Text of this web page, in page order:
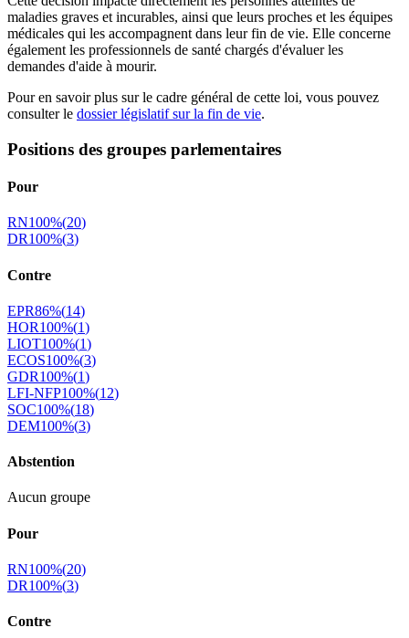
maladies graves et incurables, ainsi que leurs proches et les équipes
médicales qui les accompagnent dans leur fin de vie. Elle concerne
également les professionnels de santé chargés d'évaluer les
demandes d'aide à mourir.
Pour en savoir plus sur le cadre général de cette loi, vous pouvez
consulter le dossier législatif sur la fin de vie.
Positions des groupes parlementaires
Pour
RN100%(20)
DR100%(3)
Contre
EPR86%(14)
HOR100%(1)
LIOT100%(1)
ECOS100%(3)
GDR100%(1)
LFI-NFP100%(12)
SOC100%(18)
DEM100%(3)
Abstention
Aucun groupe
Pour
RN100%(20)
DR100%(3)
Contre